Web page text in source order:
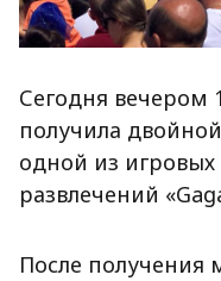
Сегодня вечером
получила
одной из
развлечений
После